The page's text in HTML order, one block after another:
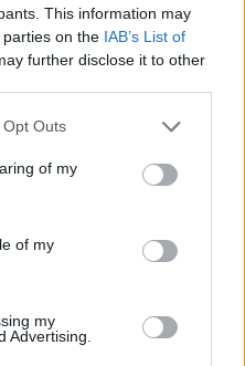
This information may
on the IAB’s List of
further disclose it to other
Outs
of my
of my
my
Advertising.